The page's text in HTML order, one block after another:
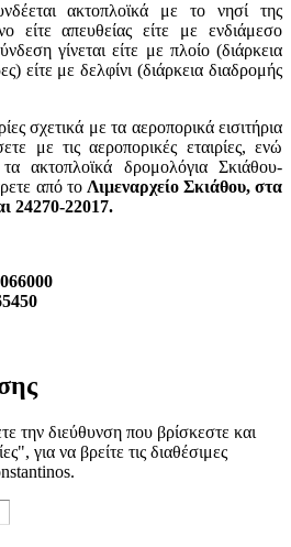
ακτοπλοϊκά με το νησί της
είτε απευθείας είτε με ενδιάμεσο
γίνεται είτε με πλοίο (διάρκεια
είτε με δελφίνι (διάρκεια διαδρομής
σχετικά με τα αεροπορικά εισιτήρια
με τις αεροπορικές εταιρίες, ενώ
ακτοπλοϊκά δρομολόγια Σκιάθου-
από το Λιμεναρχείο Σκιάθου, στα
24270-22017.
την διεύθυνση που βρίσκεστε και
για να βρείτε τις διαθέσιμες